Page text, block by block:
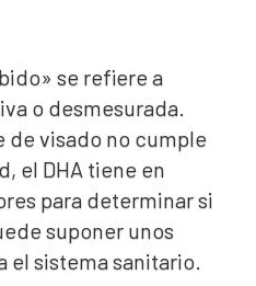
se refiere a
o desmesurada.
de visado no cumple
el DHA tiene en
para determinar si
suponer unos
el sistema sanitario.